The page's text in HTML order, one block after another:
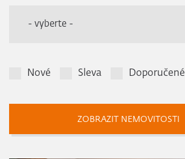
- vyberte -
Nové Sleva Doporučené
ZOBRAZIT NEMOVITOSTI